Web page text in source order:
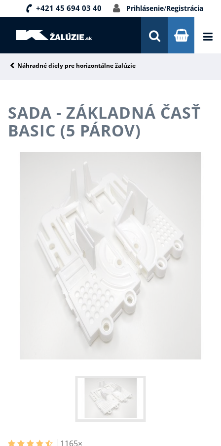
+421 45 694 03 40 Prihlásenie/Registrácia
DOPRAVA A PLATBA
PORADŇA
NOVINKY
Náhradné diely pre horizontálne žalúzie
SADA - ZÁKLADNÁ ČASŤ
BASIC (5 PÁROV)
1165×